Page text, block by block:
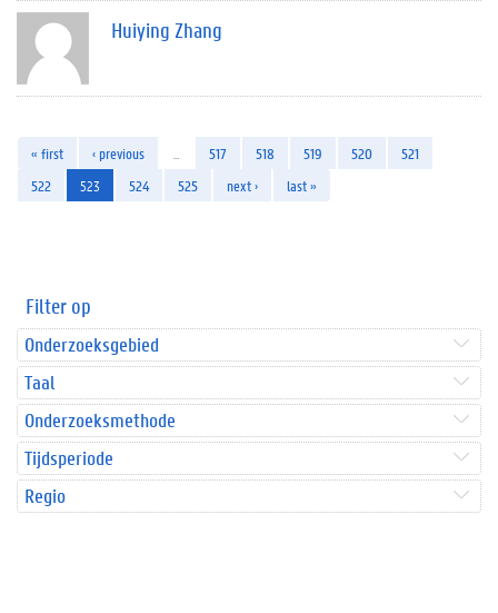
Huiying Zhang
« first ‹ previous 517 518 519 520
521
522
523 524 525 next › last »
Filter op
Onderzoeksgebied
Taal
Onderzoeksmethode
Tijdsperiode
Regio